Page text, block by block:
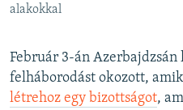
alakokkal
Február 3-án
felháborodást okozott,
létrehoz egy bizottságot,